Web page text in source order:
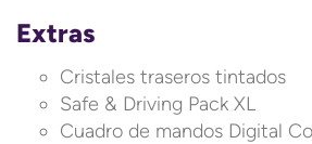
Extras
Cristales traseros tintados
Safe & Driving Pack XL
Cuadro de mandos Digital